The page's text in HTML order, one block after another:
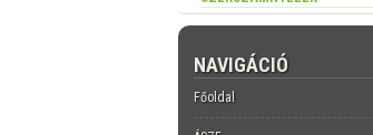
NAVIGÁCIÓ
Főoldal